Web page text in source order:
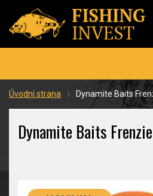
Úvodní strana Dynamite Baits
Dynamite Baits